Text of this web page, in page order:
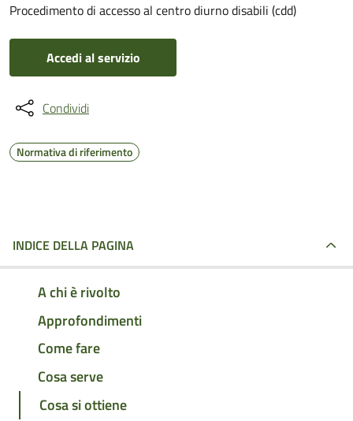
Procedimento di accesso al centro diurno disabili (cdd)
Accedi al servizio
Condividi
Normativa di riferimento
INDICE DELLA PAGINA
A chi è rivolto
Approfondimenti
Come fare
Cosa serve
Cosa si ottiene